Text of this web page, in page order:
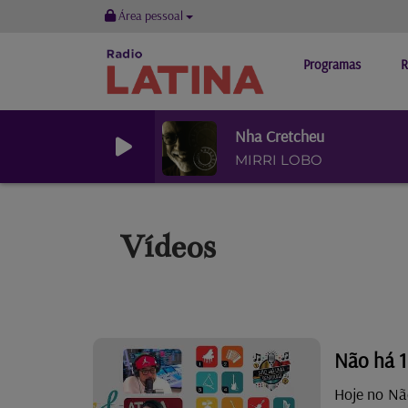
Área pessoal
Programas
Nha Cretcheu
MIRRI LOBO
Vídeos
Não há
Hoje no